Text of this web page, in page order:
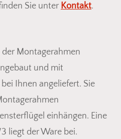
Sie unter Kontakt.
Montagerahmen
und mit
Ihnen angeliefert. Sie
einhängen. Eine
liegt der Ware bei.